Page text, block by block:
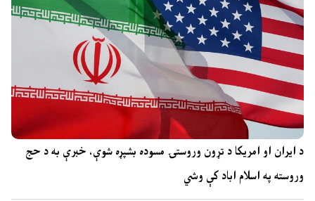
د ایران او امریکا د تړون وروستۍ مسوده بشپړه شوې، خبرې به د حج
وروسته په اسلام اباد کې وشي